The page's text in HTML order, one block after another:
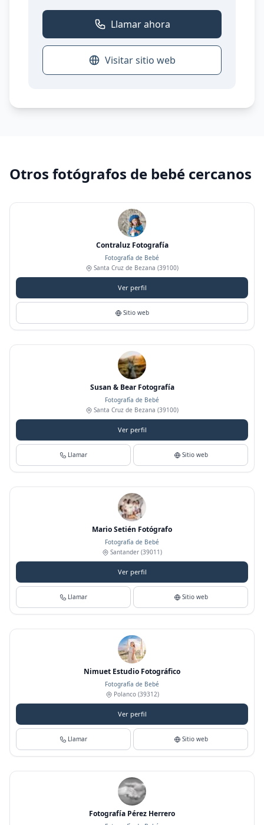
Llamar ahora
Visitar sitio web
Otros fotógrafos de bebé cercanos
Contraluz Fotografía
Fotografía de Bebé
Santa Cruz de Bezana (39100)
Ver perfil
Sitio web
Susan & Bear Fotografía
Fotografía de Bebé
Santa Cruz de Bezana (39100)
Ver perfil
Llamar Sitio web
Mario Setién Fotógrafo
Fotografía de Bebé
Santander (39011)
Ver perfil
Llamar Sitio web
Nimuet Estudio Fotográfico
Fotografía de Bebé
Polanco(39312)
Ver perfil
Llamar Sitio web
Fotografía Pérez Herrero